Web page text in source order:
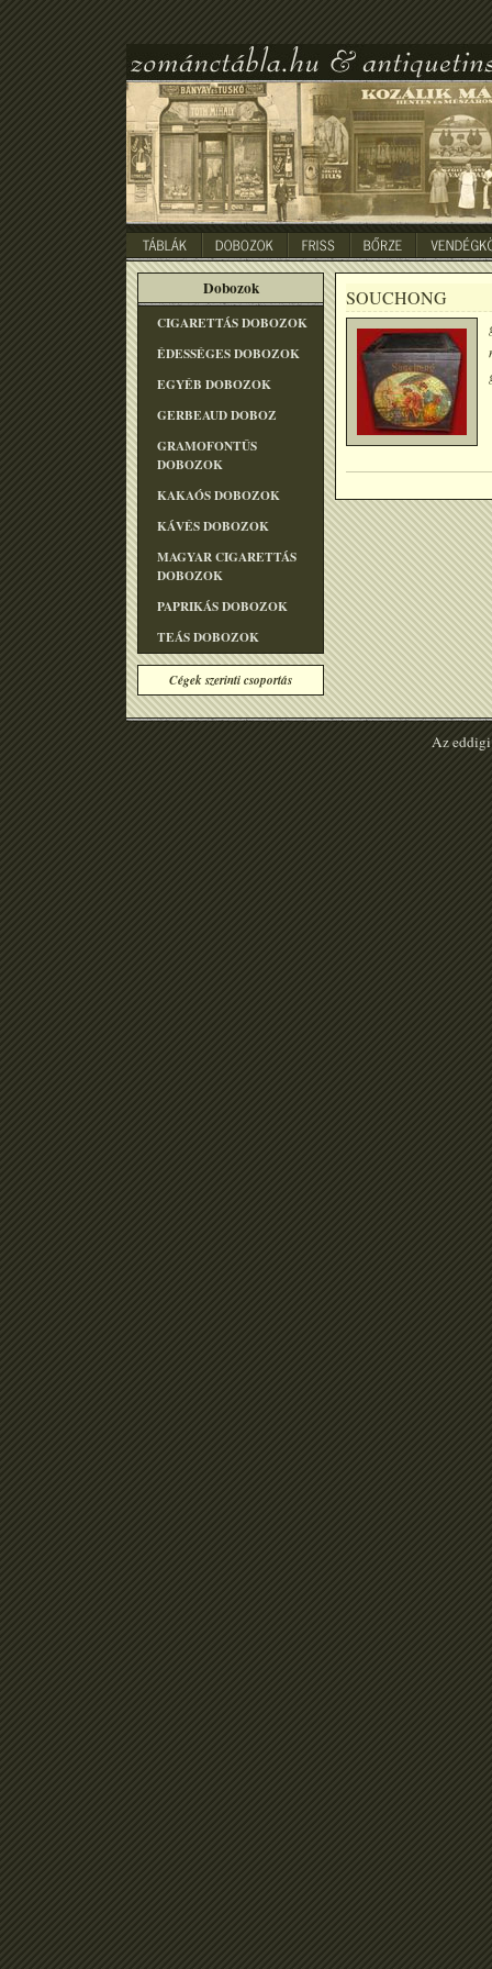
Dobozok
CIGARETTÁS DOBOZOK
ÉDESSÉGES DOBOZOK
EGYÉB DOBOZOK
GERBEAUD DOBOZ
GRAMOFONTÛS
DOBOZOK
KAKAÓS DOBOZOK
KÁVÉS DOBOZOK
MAGYAR CIGARETTÁS
DOBOZOK
PAPRIKÁS DOBOZOK
TEÁS DOBOZOK
Cégek szerinti csoportás
SOUCHONG
Az